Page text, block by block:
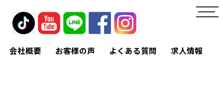
toggle
会社概要 お客様の声 よくある質問 求人情報